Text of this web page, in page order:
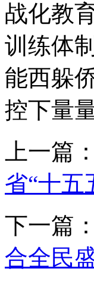
战化教
训练体
能西躲
控下量
上一篇：
省“十五
下一篇：
合全民